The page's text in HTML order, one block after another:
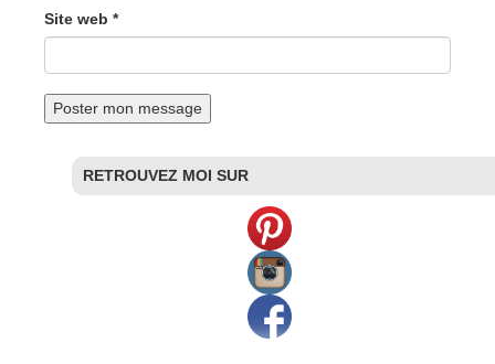
Site web *
RETROUVEZ MOI SUR